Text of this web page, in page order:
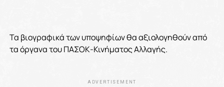
Τα βιογραφικά των υποψηφίων θα αξιολογηθούν από
τα όργανα του ΠΑΣΟΚ-Κινήματος Αλλαγής.
ADVERTISEMENT